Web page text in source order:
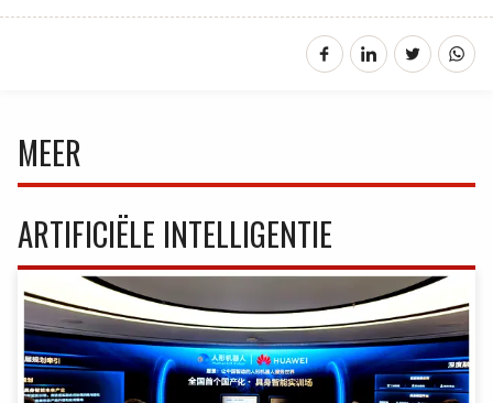
MEER
ARTIFICIËLE INTELLIGENTIE